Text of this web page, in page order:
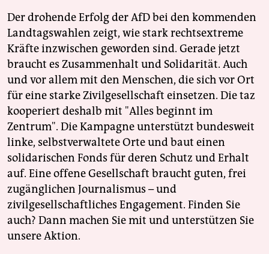
Der drohende Erfolg der AfD bei den kommenden
Landtagswahlen zeigt, wie stark rechtsextreme
Kräfte inzwischen geworden sind. Gerade jetzt
braucht es Zusammenhalt und Solidarität. Auch
und vor allem mit den Menschen, die sich vor Ort
für eine starke Zivilgesellschaft einsetzen. Die taz
kooperiert deshalb mit "Alles beginnt im
Zentrum". Die Kampagne unterstützt bundesweit
linke, selbstverwaltete Orte und baut einen
solidarischen Fonds für deren Schutz und Erhalt
auf. Eine offene Gesellschaft braucht guten, frei
zugänglichen Journalismus – und
zivilgesellschaftliches Engagement. Finden Sie
auch? Dann machen Sie mit und unterstützen Sie
unsere Aktion.